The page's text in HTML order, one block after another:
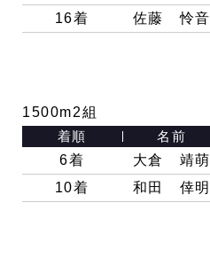
16着 佐藤 怜音
1500m2組
着順
名前
6着 大倉 靖萌
10着 和田 倖明